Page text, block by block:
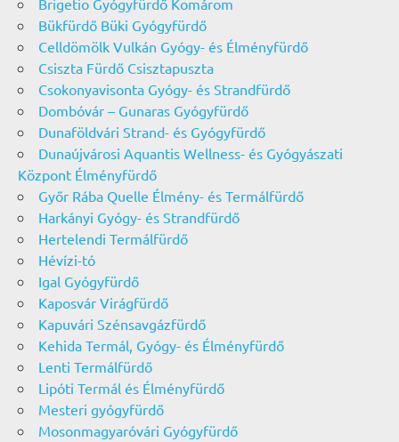
Brigetio Gyógyfürdő Komárom
Bükfürdő Büki Gyógyfürdő
Celldömölk Vulkán Gyógy- és Élményfürdő
Csiszta Fürdő Csisztapuszta
Csokonyavisonta Gyógy- és Strandfürdő
Dombóvár – Gunaras Gyógyfürdő
Dunaföldvári Strand- és Gyógyfürdő
Dunaújvárosi Aquantis Wellness- és Gyógyászati
Központ Élményfürdő
Győr Rába Quelle Élmény- és Termálfürdő
Harkányi Gyógy- és Strandfürdő
Hertelendi Termálfürdő
Hévízi-tó
Igal Gyógyfürdő
Kaposvár Virágfürdő
Kapuvári Szénsavgázfürdő
Kehida Termál, Gyógy- és Élményfürdő
Lenti Termálfürdő
Lipóti Termál és Élményfürdő
Mesteri gyógyfürdő
Mosonmagyaróvári Gyógyfürdő